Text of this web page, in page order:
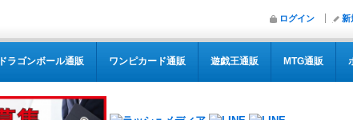
ログイン 新
ドラゴンボール通販 ワンピカード通販 遊戯王通販 MTG通販